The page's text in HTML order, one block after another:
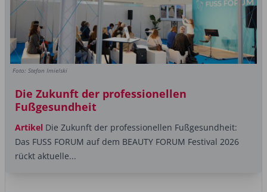
Foto: Stefan Imielski
Die Zukunft der professionellen
Fußgesundheit
Artikel Die Zukunft der professionellen Fußgesundheit:
Das FUSS FORUM auf dem BEAUTY FORUM Festival 2026
rückt aktuelle...